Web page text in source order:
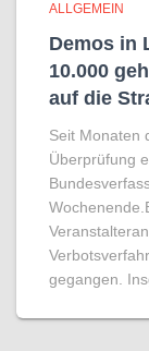
ALLGEMEIN
Demos in
10.000
auf die
Seit Monaten
Überprüfung
gegangen.